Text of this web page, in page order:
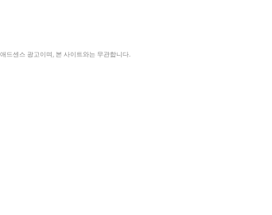
드센스 광고이며, 본 사이트와는 무관합니다.